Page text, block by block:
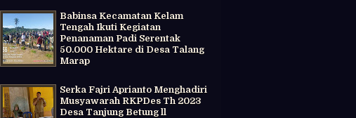
Babinsa Kecamatan Kelam
Tengah Ikuti Kegiatan
Penanaman Padi Serentak
50.000 Hektare di Desa Talang
Marap
Serka Fajri Aprianto Menghadiri
Musyawarah RKPDes Th 2023
Desa Tanjung Betung ll